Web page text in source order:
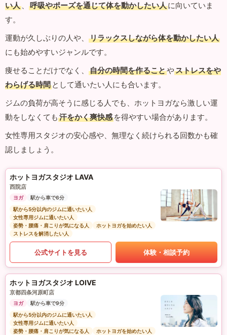
い人 、 呼吸やポーズを通じて体を動かしたい人に向いていま
す。
運動が久しぶりの人や、
リラックスしながら体を動かしたい人
にも始めやすいジャンルです。
痩せることだけでなく、
自分の時間を作ることやストレスをや
わらげる時間 として通いたい人にも合います。
ジムの負荷が高そうに感じる人でも、ホットヨガなら激しい運
動をしなくても 汗をかく爽快感 を得やすい場合があります。
女性専用スタジオの安心感や、無理なく続けられる回数かも確
認しましょう。
ホットヨガスタジオ LAVA
西院店
ヨガ
駅から車で6分
駅から5分以内のジムに通いたい人
女性専用ジムに通いたい人
姿勢・腰痛・肩こりが気になる人
ホットヨガを始めたい人
ストレスを解消したい人
公式サイトを見る 体験・相談予約
ホットヨガスタジオ LOIVE
京都四条河原町店
ヨガ
駅から車で9分
駅から5分以内のジムに通いたい人
女性専用ジムに通いたい人
姿勢・腰痛・肩こりが気になる人
ホットヨガを始めたい人